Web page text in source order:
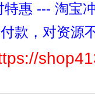
特惠 --- 淘宝
款，对资源